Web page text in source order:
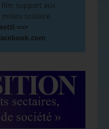
film support aux
scolaire.
==>